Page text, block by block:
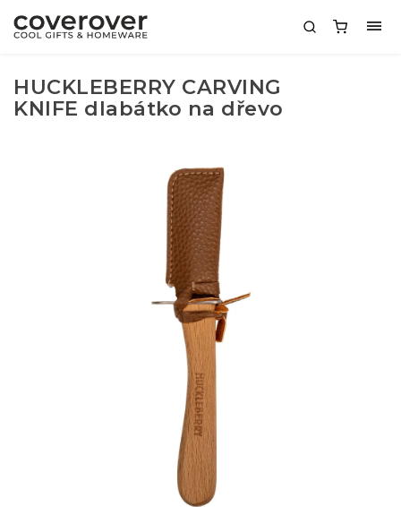
HUCKLEBERRY CARVING
KNIFE dlabátko na dřevo